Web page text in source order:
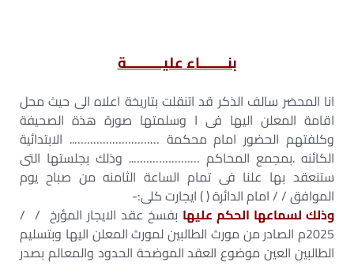
بنـــــــاء عليـــــــــة
انا المحضر سالف الذكر قد اتنقلت بتاريخة اعلاه الى حيث محل
اقامة المعلن اليها فى ا وسلمتها صورة هذة الصحيفة
وكلفتهم الحضور امام محكمة ……………………….. الابتدائية
الكائنه .بمجمع المحاكم ………………….. وذلك بجلستها التى
ستنعقد بها علنا فى تمام الساعة الثامنه من صباح يوم
الموافق / / امام الدائرة ( ) ايجارت كلى:-
وذلك لسماعها الحكم عليها بفسخ عقد الايجار المؤرخ / /
2025م الصادر من مورث الطالبين لمورث المعلن اليها وبتسليم
الطالبين العين موضوع العقد الموضحة الحدود والمعالم بصدر